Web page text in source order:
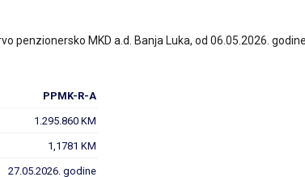
penzionersko MKD a.d. Banja Luka, od 06.05.2026.
PPMK-R-A
1.295.860 KM
1,1781 KM
27.05.2026. godine